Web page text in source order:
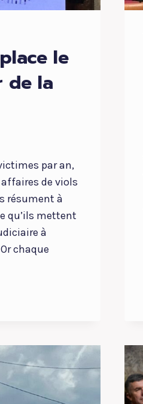
le
de la
par an,
de viols
résument à
qu’ils mettent
à
chaque